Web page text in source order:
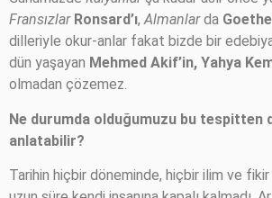
Fransızlar Ronsard’ı,Almanlarda
dilleriyle okur-anlar fakat bizde bir
dün yaşayan Mehmed Akif’in, Yahya
olmadan çözemez.
Ne durumda olduğumuzu bu tespitten
anlatabilir?
Tarihin hiçbir döneminde, hiçbir ilim ve